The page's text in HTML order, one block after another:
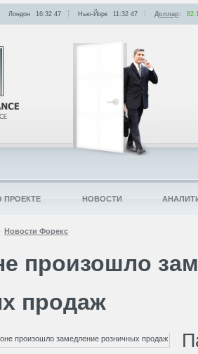
Новости Форекс
произошло
продаж
Лондон 16:32: 47 Нью-Йорк 11:32: 47 Доллар:
ПРОЕКТЕ НОВОСТИ